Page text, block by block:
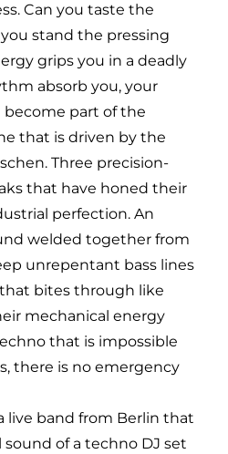
Can you taste the
stand the pressing
grips you in a deadly
absorb you, your
become part of the
that is driven by the
Three precision-
that have honed their
perfection. An
welded together from
unrepentant bass lines
bites through like
mechanical energy
that is impossible
there is no emergency
live band from Berlin that
of a techno DJ set